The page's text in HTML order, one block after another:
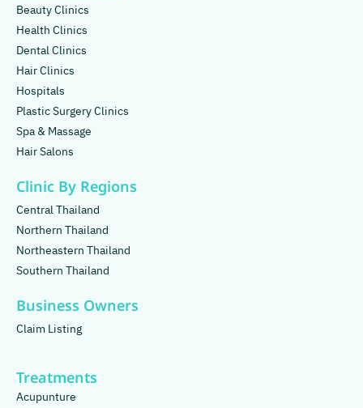
Beauty Clinics
Health Clinics
Dental Clinics
Hair Clinics
Hospitals
Plastic Surgery Clinics
Spa & Massage
Hair Salons
Clinic By Regions
Central Thailand
Northern Thailand
Northeastern Thailand
Southern Thailand
Business Owners
Claim Listing
Treatments
Acupunture